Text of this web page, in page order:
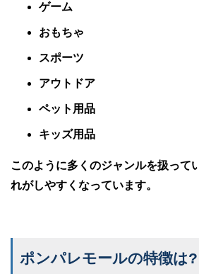
ゲーム
おもちゃ
スポーツ
アウトドア
ペット用品
キッズ用品
このように多くのジャンルを扱って
れがしやすくなっています。
ポンパレモールの特徴は?